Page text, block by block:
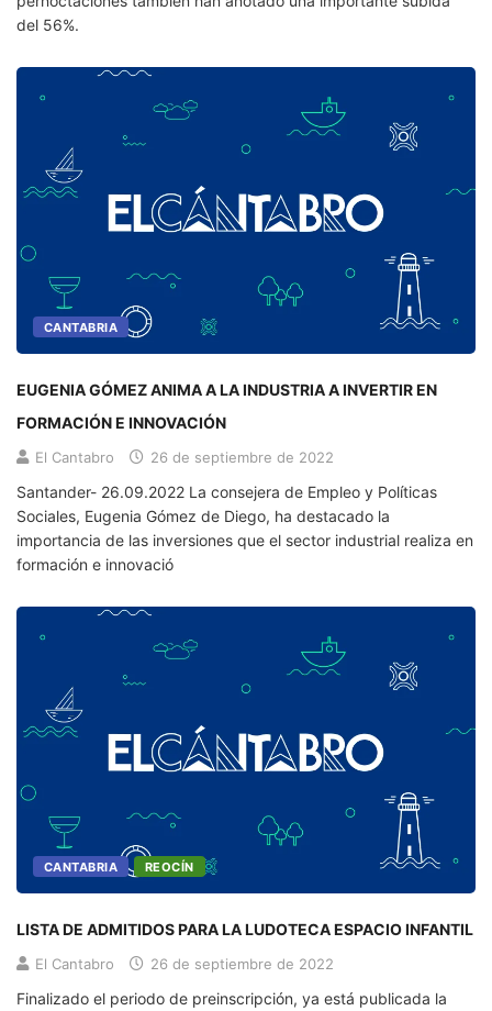
del 56%.
CANTABRIA
EUGENIA GÓMEZ ANIMA A LA INDUSTRIA A INVERTIR EN
FORMACIÓN E INNOVACIÓN
El Cantabro 26 de septiembre de 2022
Santander- 26.09.2022 La consejera de Empleo y Políticas
Sociales, Eugenia Gómez de Diego, ha destacado la
importancia de las inversiones que el sector industrial realiza en
formación e innovació
CANTABRIA REOCÍN
LISTA DE ADMITIDOS PARA LA LUDOTECA ESPACIO INFANTIL
El Cantabro 26 de septiembre de 2022
Finalizado el periodo de preinscripción, ya está publicada la